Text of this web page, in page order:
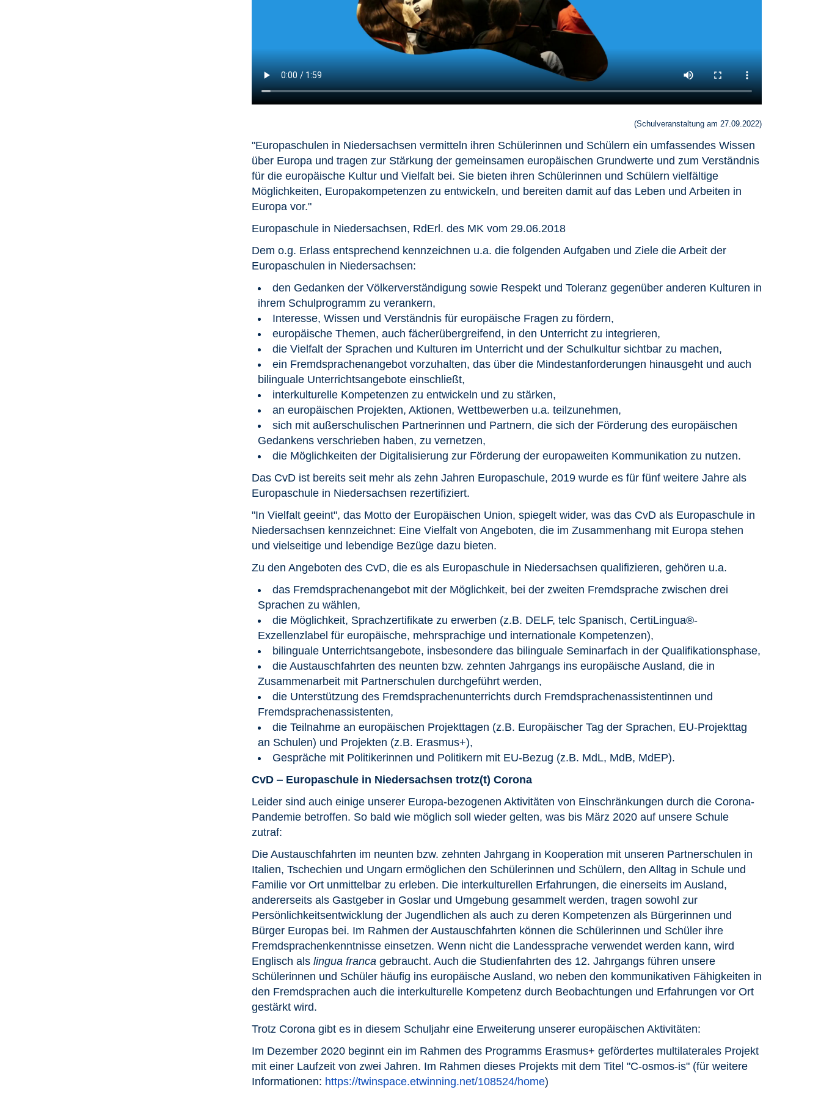
(Schulveranstaltung am 27.09.2022)
"Europaschulen in Niedersachsen vermitteln ihren Schülerinnen und Schülern ein umfassendes Wissen
über Europa und tragen zur Stärkung der gemeinsamen europäischen Grundwerte und zum Verständnis
für die europäische Kultur und Vielfalt bei. Sie bieten ihren Schülerinnen und Schülern vielfältige
Möglichkeiten, Europakompetenzen zu entwickeln, und bereiten damit auf das Leben und Arbeiten in
Europa vor."
Europaschule in Niedersachsen, RdErl. des MK vom 29.06.2018
Dem o.g. Erlass entsprechend kennzeichnen u.a. die folgenden Aufgaben und Ziele die Arbeit der
Europaschulen in Niedersachsen:
den Gedanken der Völkerverständigung sowie Respekt und Toleranz gegenüber anderen Kulturen in
ihrem Schulprogramm zu verankern,
Interesse, Wissen und Verständnis für europäische Fragen zu fördern,
europäische Themen, auch fächerübergreifend, in den Unterricht zu integrieren,
die Vielfalt der Sprachen und Kulturen im Unterricht und der Schulkultur sichtbar zu machen,
ein Fremdsprachenangebot vorzuhalten, das über die Mindestanforderungen hinausgeht und auch
bilinguale Unterrichtsangebote einschließt,
interkulturelle Kompetenzen zu entwickeln und zu stärken,
an europäischen Projekten, Aktionen, Wettbewerben u.a. teilzunehmen,
sich mit außerschulischen Partnerinnen und Partnern, die sich der Förderung des europäischen
Gedankens verschrieben haben, zu vernetzen,
die Möglichkeiten der Digitalisierung zur Förderung der europaweiten Kommunikation zu nutzen.
Das CvD ist bereits seit mehr als zehn Jahren Europaschule, 2019 wurde es für fünf weitere Jahre als
Europaschule in Niedersachsen rezertifiziert.
"In Vielfalt geeint", das Motto der Europäischen Union, spiegelt wider, was das CvD als Europaschule in
Niedersachsen kennzeichnet: Eine Vielfalt von Angeboten, die im Zusammenhang mit Europa stehen
und vielseitige und lebendige Bezüge dazu bieten.
Zu den Angeboten des CvD, die es als Europaschule in Niedersachsen qualifizieren, gehören u.a.
das Fremdsprachenangebot mit der Möglichkeit, bei der zweiten Fremdsprache zwischen drei
Sprachen zu wählen,
die Möglichkeit, Sprachzertifikate zu erwerben (z.B. DELF, telc Spanisch, CertiLingua®-
Exzellenzlabel für europäische, mehrsprachige und internationale Kompetenzen),
bilinguale Unterrichtsangebote, insbesondere das bilinguale Seminarfach in der Qualifikationsphase,
die Austauschfahrten des neunten bzw. zehnten Jahrgangs ins europäische Ausland, die in
Zusammenarbeit mit Partnerschulen durchgeführt werden,
die Unterstützung des Fremdsprachenunterrichts durch Fremdsprachenassistentinnen und
Fremdsprachenassistenten,
die Teilnahme an europäischen Projekttagen (z.B. Europäischer Tag der Sprachen, EU-Projekttag
an Schulen) und Projekten (z.B. Erasmus+),
Gespräche mit Politikerinnen und Politikern mit EU-Bezug (z.B. MdL, MdB, MdEP).
CvD ‒ Europaschule in Niedersachsen trotz(t) Corona
Leider sind auch einige unserer Europa-bezogenen Aktivitäten von Einschränkungen durch die Corona-
Pandemie betroffen. So bald wie möglich soll wieder gelten, was bis März 2020 auf unsere Schule
zutraf:
Die Austauschfahrten im neunten bzw. zehnten Jahrgang in Kooperation mit unseren Partnerschulen in
Italien, Tschechien und Ungarn ermöglichen den Schülerinnen und Schülern, den Alltag in Schule und
Familie vor Ort unmittelbar zu erleben. Die interkulturellen Erfahrungen, die einerseits im Ausland,
andererseits als Gastgeber in Goslar und Umgebung gesammelt werden, tragen sowohl zur
Persönlichkeitsentwicklung der Jugendlichen als auch zu deren Kompetenzen als Bürgerinnen und
Bürger Europas bei. Im Rahmen der Austauschfahrten können die Schülerinnen und Schüler ihre
Fremdsprachenkenntnisse einsetzen. Wenn nicht die Landessprache verwendet werden kann, wird
Englisch als lingua franca gebraucht. Auch die Studienfahrten des 12. Jahrgangs führen unsere
Schülerinnen und Schüler häufig ins europäische Ausland, wo neben den kommunikativen Fähigkeiten in
den Fremdsprachen auch die interkulturelle Kompetenz durch Beobachtungen und Erfahrungen vor Ort
gestärkt wird.
Trotz Corona gibt es in diesem Schuljahr eine Erweiterung unserer europäischen Aktivitäten:
Im Dezember 2020 beginnt ein im Rahmen des Programms Erasmus+ gefördertes multilaterales Projekt
mit einer Laufzeit von zwei Jahren. Im Rahmen dieses Projekts mit dem Titel "C-osmos-is" (für weitere
Informationen: https://twinspace.etwinning.net/108524/home)